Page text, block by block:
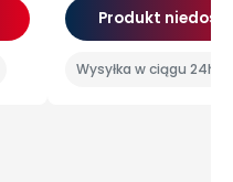
Produkt
Wysyłka w ciągu 24h